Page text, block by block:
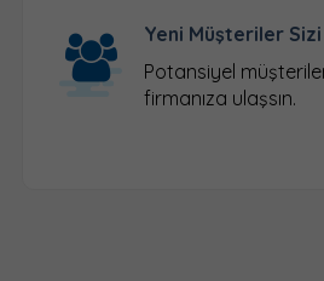
Yeni Müşteriler Sizi
Potansiyel
firmanıza ulaşsın.